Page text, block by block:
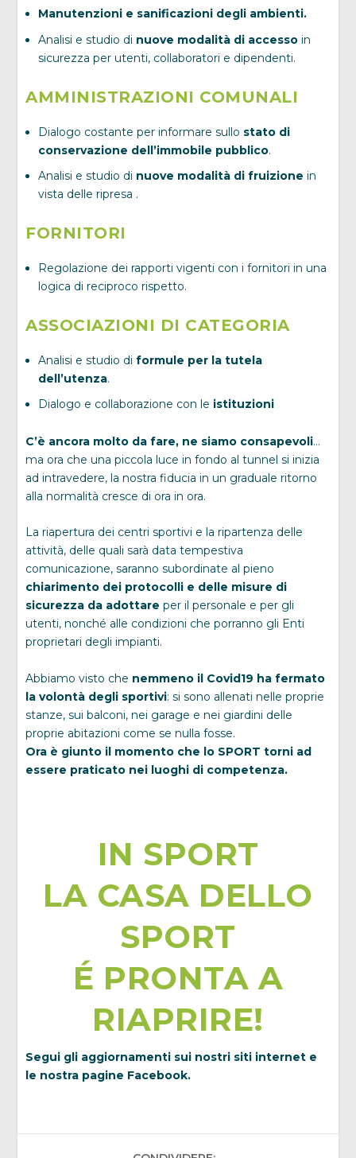
Manutenzioni e sanificazioni degli ambienti.
Analisi e studio di nuove modalità di accesso in
sicurezza per utenti, collaboratori e dipendenti.
AMMINISTRAZIONI COMUNALI
Dialogo costante per informare sullo stato di
conservazione dell’immobile pubblico.
Analisi e studio di nuove modalità di fruizione in
vista delle ripresa .
FORNITORI
Regolazione dei rapporti vigenti con i fornitori in una
logica di reciproco rispetto.
ASSOCIAZIONI DI CATEGORIA
Analisi e studio diformule per la tutela
dell’utenza.
Dialogo e collaborazione con le istituzioni
C’è ancora molto da fare, ne siamo consapevoli…
ma ora che una piccola luce in fondo al tunnel si inizia
ad intravedere, la nostra fiducia in un graduale ritorno
alla normalità cresce di ora in ora.
La riapertura dei centri sportivi e la ripartenza delle
attività, delle quali sarà data tempestiva
comunicazione, saranno subordinate al pieno
chiarimento dei protocolli e delle misure di
sicurezza da adottare per il personale e per gli
utenti, nonché alle condizioni che porranno gli Enti
proprietari degli impianti.
Abbiamo visto che nemmeno il Covid19 ha fermato
la volontà degli sportivi: si sono allenati nelle proprie
stanze, sui balconi, nei garage e nei giardini delle
proprie abitazioni come se nulla fosse.
Ora è giunto il momento che lo SPORT torni ad
essere praticato nei luoghi di competenza.
IN SPORT
LA CASA DELLO
SPORT
É PRONTA A
RIAPRIRE!
Segui gli aggiornamenti sui nostri siti internet e
le nostra pagine Facebook.